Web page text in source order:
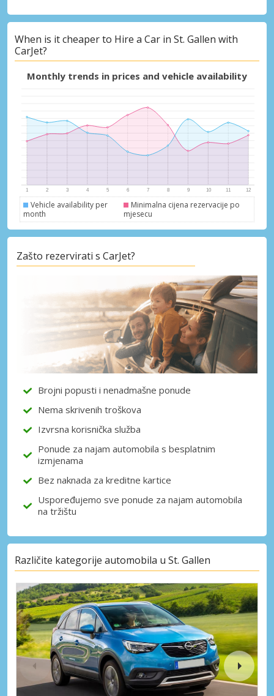
Pristupite ekskluzivnim ponudama naših
dobavljača
Prijava putem eLinka
When is it cheaper to Hire a Car in St. Gallen with
CarJet?
Monthly trends in prices and vehicle availability
Vehicle availability per
month
Minimalna cijena rezervacije po
mjesecu
Zašto rezervirati s CarJet?
Brojni popusti i nenadmašne ponude
Nema skrivenih troškova
Izvrsna korisnička služba
Ponude za najam automobila s besplatnim
izmjenama
Bez naknada za kreditne kartice
Uspoređujemo sve ponude za najam automobila
na tržištu
Različite kategorije automobila u St. Gallen